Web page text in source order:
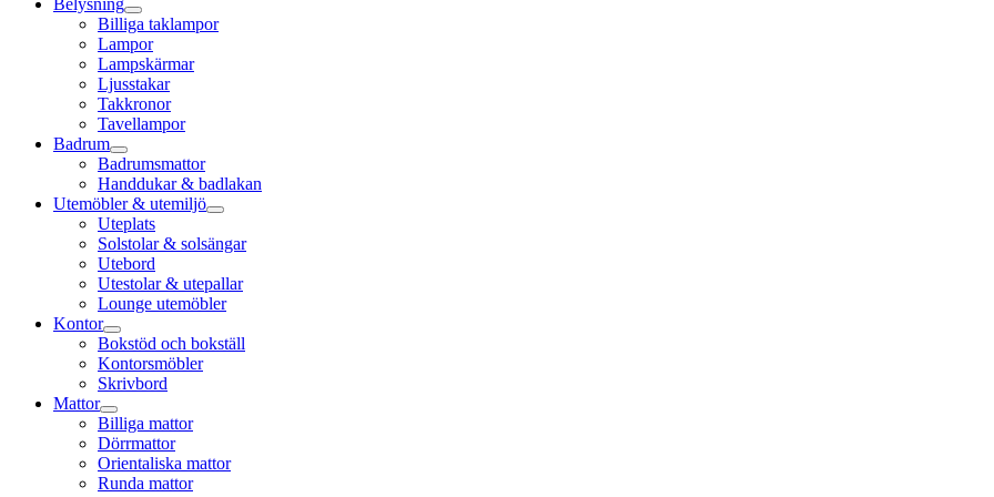
Belysning
Billiga taklampor
Lampor
Lampskärmar
Ljusstakar
Takkronor
Tavellampor
Badrum
Badrumsmattor
Handdukar & badlakan
Utemöbler & utemiljö
Uteplats
Solstolar & solsängar
Utebord
Utestolar & utepallar
Lounge utemöbler
Kontor
Bokstöd och bokställ
Kontorsmöbler
Skrivbord
Mattor
Billiga mattor
Dörrmattor
Orientaliska mattor
Runda mattor